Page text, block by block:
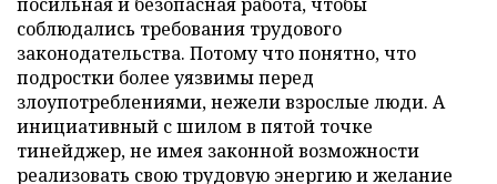
соблюдались требования трудового
законодательства. Потому что понятно, что
подростки более уязвимы перед
злоупотреблениями, нежели взрослые люди. А
инициативный с шилом в пятой точке
тинейджер, не имея законной возможности
реализовать свою трудовую энергию и желание